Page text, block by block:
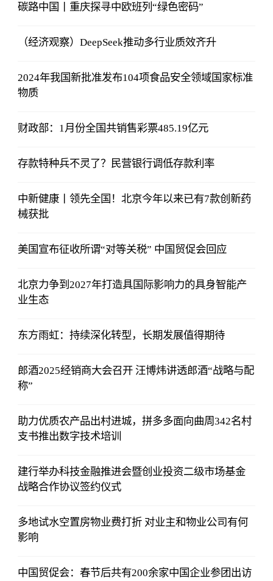
碳路中国丨重庆探寻中欧班列“绿色密码”
（经济观察）DeepSeek推动多行业质效齐升
2024年我国新批准发布104项食品安全领域国家标准
物质
财政部：1月份全国共销售彩票485.19亿元
存款特种兵不灵了？民营银行调低存款利率
中新健康丨领先全国！北京今年以来已有7款创新药
械获批
美国宣布征收所谓“对等关税” 中国贸促会回应
北京力争到2027年打造具国际影响力的具身智能产
业生态
东方雨虹：持续深化转型，长期发展值得期待
郎酒2025经销商大会召开 汪博炜讲透郎酒“战略与配
称”
助力优质农产品出村进城，拼多多面向曲周342名村
支书推出数字技术培训
建行举办科技金融推进会暨创业投资二级市场基金
战略合作协议签约仪式
多地试水空置房物业费打折 对业主和物业公司有何
影响
中国贸促会：春节后共有200余家中国企业参团出访